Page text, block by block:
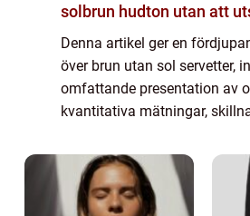
solbrun hudton utan att
skadliga ultravioletta
eller solarium
Denna artikel ger en
över brun utan sol servetter,
omfattande presentation av
kvantitativa mätningar,
för- och nackdelar. Översikt